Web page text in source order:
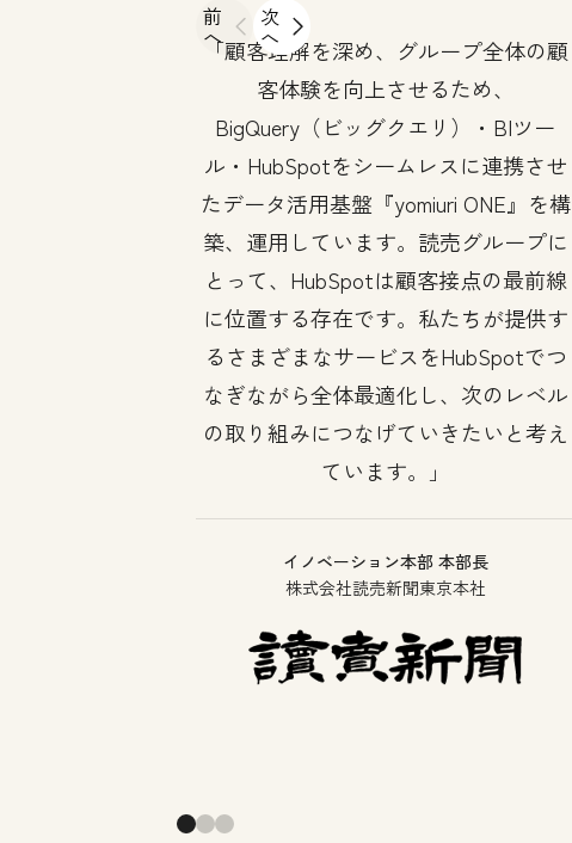
前
へ
次
へ
顧客理解を深め、グループ全体の顧
客体験を向上させるため、
BigQuery（ビッグクエリ）・BIツー
ル・HubSpotをシームレスに連携させ
たデータ活用基盤『yomiuri ONE』を構
築、運用しています。読売グループに
とって、HubSpotは顧客接点の最前線
に位置する存在です。私たちが提供す
るさまざまなサービスをHubSpotでつ
なぎながら全体最適化し、次のレベル
の取り組みにつなげていきたいと考え
ています。
イノベーション本部 本部長
株式会社読売新聞東京本社